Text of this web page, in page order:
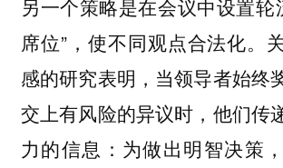
另一个策略是在会议中设置轮
席位”，使不同观点合法化。
感的研究表明，当领导者始终
交上有风险的异议时，他们传
力的信息：为做出明智决策